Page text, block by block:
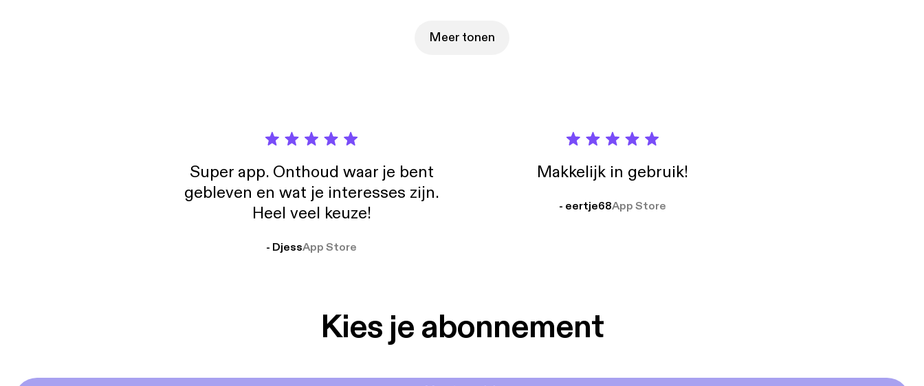
Meer tonen
Super app. Onthoud waar je bent
gebleven en wat je interesses zijn.
Heel veel keuze!
- DjessApp Store
Makkelijk in gebruik!
- eertje68App Store
Kies je abonnement